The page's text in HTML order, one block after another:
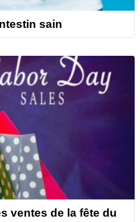
sain
ventes de la fête du